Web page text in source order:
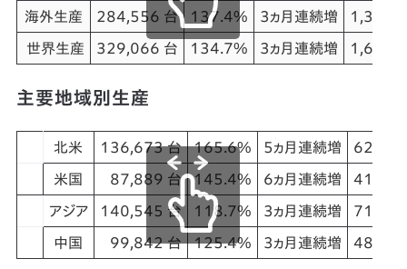
海外生産 284,556 台 137.4% 3ヵ月連続増
世界生産 329,066 台 134.7% 3ヵ月連続増
主要地域別生産
北米 136,673 台 165.6% 5ヵ月連続増
米国 87,889 台 145.4% 6ヵ月連続増
アジア 140,545 台 118.7% 3ヵ月連続増
中国 99,842 台 125.4% 3ヵ月連続増